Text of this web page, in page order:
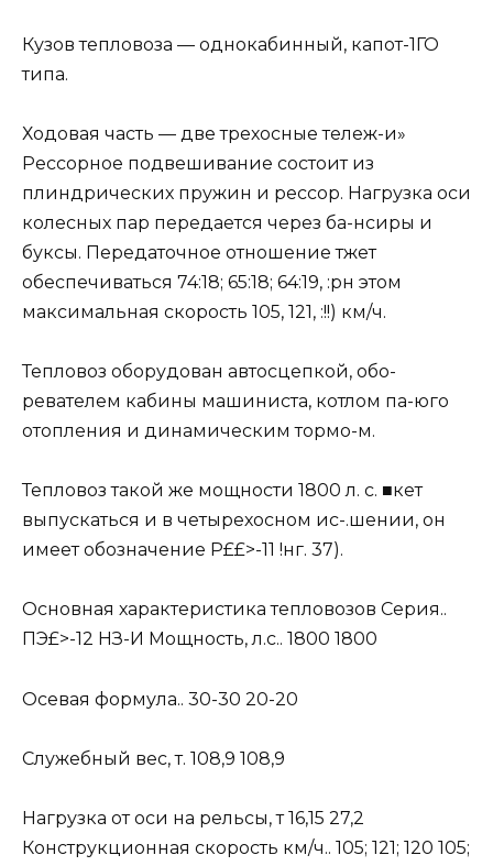
Кузов тепловоза — однокабинный, капот-1ГО
типа.
Ходовая часть — две трехосные тележ-и»
Рессорное подвешивание состоит из
плиндрических пружин и рессор. Нагрузка оси
колесных пар передается через ба-нсиры и
буксы. Передаточное отношение тжет
обеспечиваться 74:18; 65:18; 64:19, :рн этом
максимальная скорость 105, 121, :!!) км/ч.
Тепловоз оборудован автосцепкой, обо-
ревателем кабины машиниста, котлом па-юго
отопления и динамическим тормо-м.
Тепловоз такой же мощности 1800 л. с. ■кет
выпускаться и в четырехосном ис-.шении, он
имеет обозначение Р££>-11 !нг. 37).
Основная характеристика тепловозов Серия..
ПЭ£>-12 НЗ-И Мощность, л.с.. 1800 1800
Осевая формула.. 30-30 20-20
Служебный вес, т. 108,9 108,9
Нагрузка от оси на рельсы, т 16,15 27,2
Конструкционная скорость км/ч.. 105; 121; 120 105;